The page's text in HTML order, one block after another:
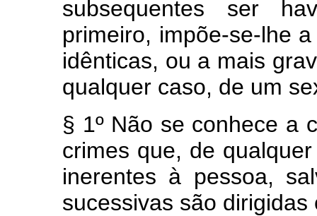
subsequentes ser
primeiro, impõe-se-lhe
idênticas, ou a mais
qualquer caso, de um
§ 1º Não se conhece a
crimes que, de
inerentes à pessoa,
sucessivas são